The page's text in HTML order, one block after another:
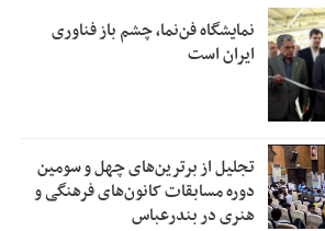
نمایشگاه فن‌نما، چشم باز فناوری
ایران است
تجلیل از بر‌ترین‌های چهل و سومین
دوره مسابقات کانون‌های فرهنگی و
هنری در بندرعباس